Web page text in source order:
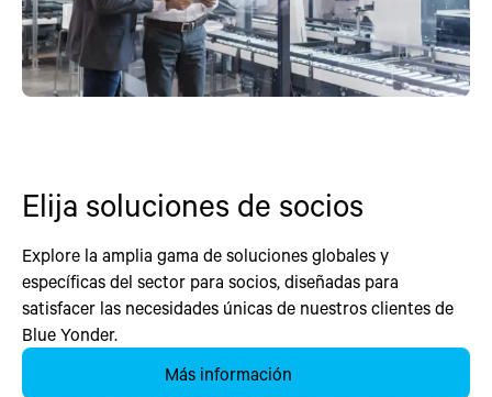
Elija soluciones de socios
Explore la amplia gama de soluciones globales y
específicas del sector para socios, diseñadas para
satisfacer las necesidades únicas de nuestros clientes de
Blue Yonder.
Más información